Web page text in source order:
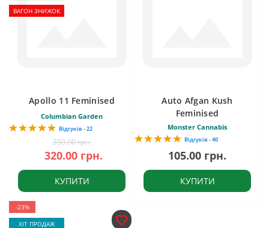
ВАГОН ЗНИЖОК
Apollo 11 Feminised
Columbian Garden
Відгуків - 22
350.00 грн.
320.00 грн.
КУПИТИ
Auto Afgan Kush
Feminised
Monster Cannabis
Відгуків - 40
105.00 грн.
КУПИТИ
-23%
ХІТ ПРОДАЖ